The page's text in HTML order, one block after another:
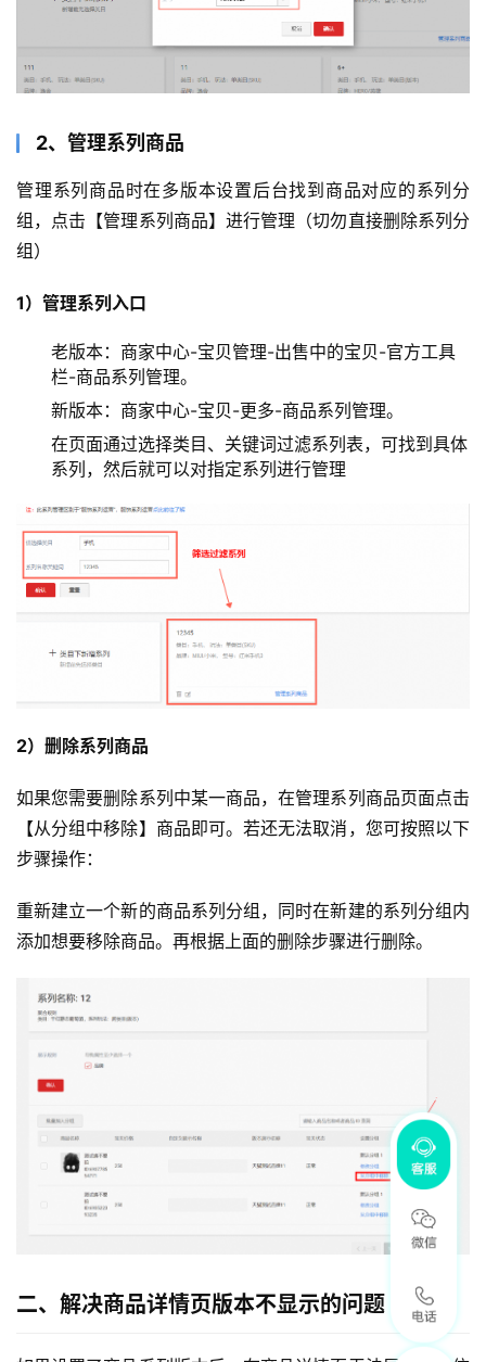
2、管理系列商品
管理系列商品时在多版本设置后台找到商品对应的系列分
组，点击【管理系列商品】进行管理（切勿直接删除系列分
组）
1）管理系列入口
老版本：商家中心-宝贝管理-出售中的宝贝-官方工具
栏-商品系列管理。
新版本：商家中心-宝贝-更多-商品系列管理。
在页面通过选择类目、关键词过滤系列表，可找到具体
系列，然后就可以对指定系列进行管理
2）删除系列商品
如果您需要删除系列中某一商品，在管理系列商品页面点击
【从分组中移除】商品即可。若还无法取消，您可按照以下
步骤操作：
重新建立一个新的商品系列分组，同时在新建的系列分组内
添加想要移除商品。再根据上面的删除步骤进行删除。
二、解决商品详情页版本不显示的问题